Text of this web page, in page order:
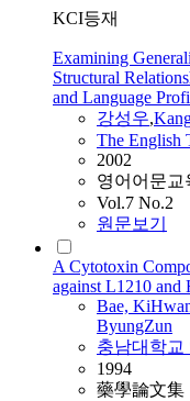
KCI등재
Examining
Structural
and Language
강성우,
The English
2002
영어어문교
Vol.7 No.2
원문보기
A Cytotoxin
against L1210 and
Bae,
ByungZun
충남대학교
1994
藥學論文集